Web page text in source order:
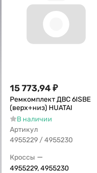
15 773,94₽
Ремкомплект ДВС 6ISBE
(верх+низ) HUATAI
В наличии
Артикул
4955229 / 4955230
Кроссы —
4955229, 4955230